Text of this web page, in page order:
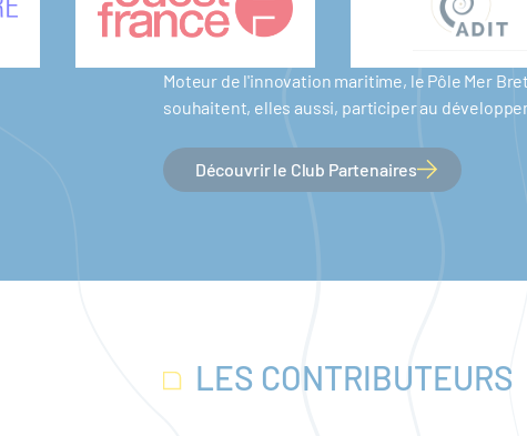
Moteur de l'innovation maritime, le Pôle Mer
souhaitent, elles aussi, participer au
Découvrir le Club Partenaires
LES CONTRIBUTEURS